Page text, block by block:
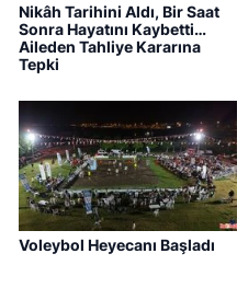
Nikâh Tarihini Aldı, Bir Saat
Sonra Hayatını Kaybetti…
Aileden Tahliye Kararına
Tepki
Voleybol Heyecanı Başladı